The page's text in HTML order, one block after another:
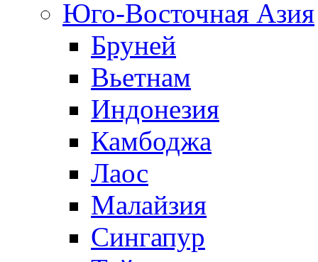
Юго-Восточная Азия
Бруней
Вьетнам
Индонезия
Камбоджа
Лаос
Малайзия
Сингапур